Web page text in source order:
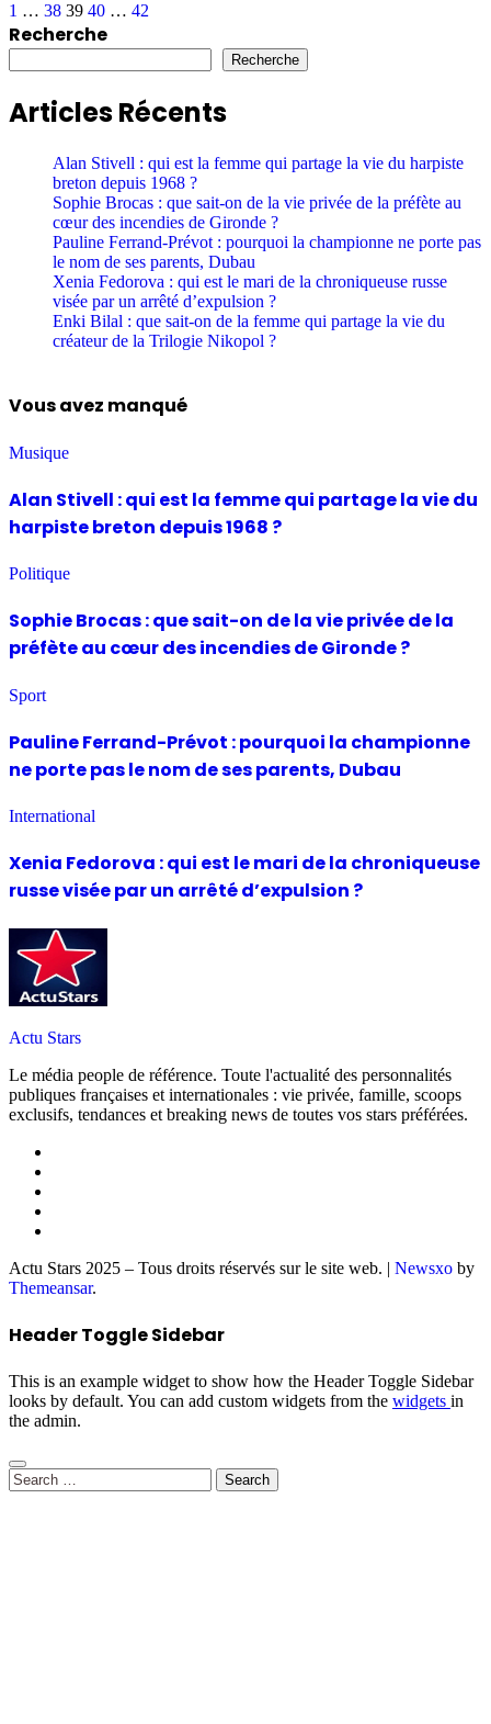
Posts
pagination
1 … 38 39 40 … 42
Recherche
Recherche
Articles Récents
Alan Stivell : qui est la femme qui partage la vie du harpiste
breton depuis 1968 ?
Sophie Brocas : que sait-on de la vie privée de la préfète au
cœur des incendies de Gironde ?
Pauline Ferrand-Prévot : pourquoi la championne ne porte pas
le nom de ses parents, Dubau
Xenia Fedorova : qui est le mari de la chroniqueuse russe
visée par un arrêté d’expulsion ?
Enki Bilal : que sait-on de la femme qui partage la vie du
créateur de la Trilogie Nikopol ?
Vous avez manqué
Musique
Alan Stivell : qui est la femme qui partage la vie du
harpiste breton depuis 1968 ?
Politique
Sophie Brocas : que sait-on de la vie privée de la
préfète au cœur des incendies de Gironde ?
Sport
Pauline Ferrand-Prévot : pourquoi la championne
ne porte pas le nom de ses parents, Dubau
International
Xenia Fedorova : qui est le mari de la chroniqueuse
russe visée par un arrêté d’expulsion ?
Actu Stars
Le média people de référence. Toute l'actualité des personnalités
publiques françaises et internationales : vie privée, famille, scoops
exclusifs, tendances et breaking news de toutes vos stars préférées.
Actu Stars 2025 – Tous droits réservés sur le site web. | Newsxo by
Themeansar.
Header Toggle Sidebar
This is an example widget to show how the Header Toggle Sidebar
looks by default. You can add custom widgets from the widgets in
the admin.
Search
for: